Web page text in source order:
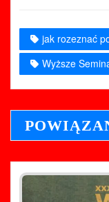
jak rozeznać
Wyższe